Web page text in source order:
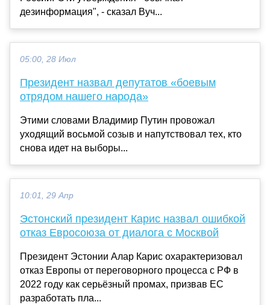
дезинформация", - сказал Вуч...
05:00, 28 Июл
Президент назвал депутатов «боевым
отрядом нашего народа»
Этими словами Владимир Путин провожал
уходящий восьмой созыв и напутствовал тех, кто
снова идет на выборы...
10:01, 29 Апр
Эстонский президент Карис назвал ошибкой
отказ Евросоюза от диалога с Москвой
Президент Эстонии Алар Карис охарактеризовал
отказ Европы от переговорного процесса с РФ в
2022 году как серьёзный промах, призвав ЕС
разработать пла...